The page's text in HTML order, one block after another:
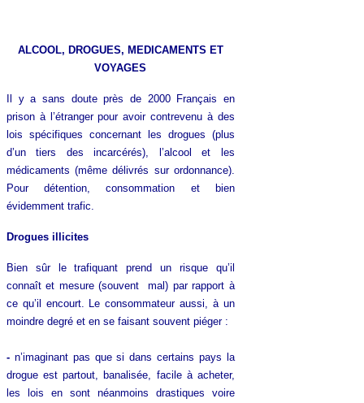
ALCOOL, DROGUES, MEDICAMENTS ET
VOYAGES
Il y a sans doute près de 2000 Français en
prison à l’étranger pour avoir contrevenu à des
lois spécifiques concernant les drogues (plus
d’un tiers des incarcérés), l’alcool et les
médicaments (même délivrés sur ordonnance).
Pour détention, consommation et bien
évidemment trafic.
Drogues illicites
Bien sûr le trafiquant prend un risque qu’il
connaît et mesure (souvent mal) par rapport à
ce qu’il encourt. Le consommateur aussi, à un
moindre degré et en se faisant souvent piéger :
- n’imaginant pas que si dans certains pays la
drogue est partout, banalisée, facile à acheter,
les lois en sont néanmoins drastiques voire